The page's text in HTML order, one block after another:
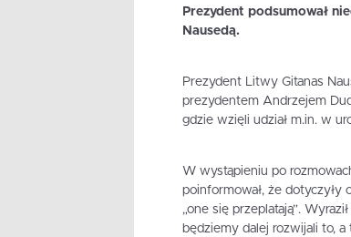
Prezydent podsumował
Nausedą.
Prezydent Litwy Gitanas
prezydentem Andrzejem
gdzie wzięli udział m.in. w
W wystąpieniu po
poinformował, że
„one się przeplatają”.
będziemy dalej rozwijali to, a